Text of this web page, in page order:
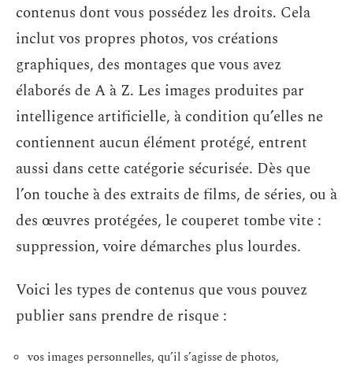
contenus dont vous possédez les droits. Cela
inclut vos propres photos, vos créations
graphiques, des montages que vous avez
élaborés de A à Z. Les images produites par
intelligence artificielle, à condition qu’elles ne
contiennent aucun élément protégé, entrent
aussi dans cette catégorie sécurisée. Dès que
l’on touche à des extraits de films, de séries, ou à
des œuvres protégées, le couperet tombe vite :
suppression, voire démarches plus lourdes.
Voici les types de contenus que vous pouvez
publier sans prendre de risque :
vos images personnelles, qu’il s’agisse de photos,